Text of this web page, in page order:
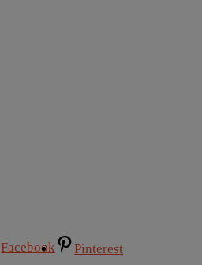
Facebook Pinterest